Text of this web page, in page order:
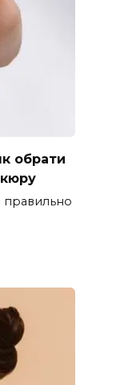
обрати
правильно